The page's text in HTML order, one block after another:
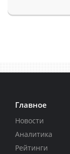
Главное
Новости
Аналитика
Рейтинги